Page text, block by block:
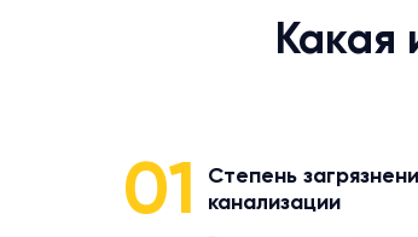
Какая
01
Степень
канализации